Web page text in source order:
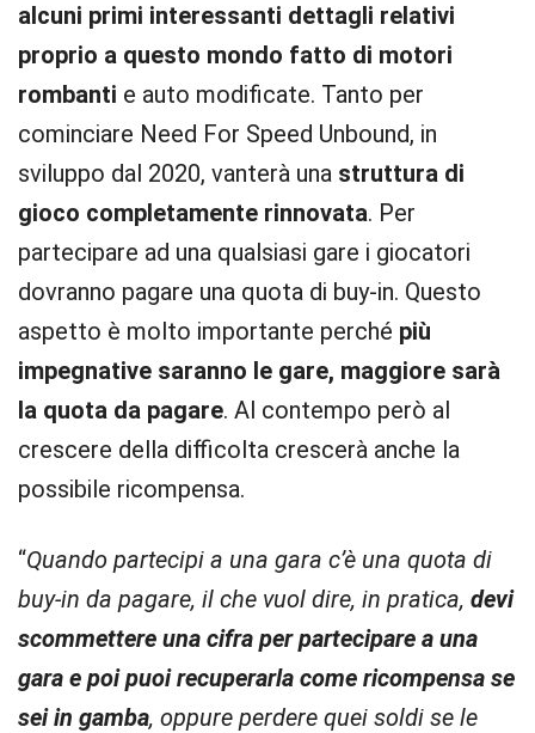
alcuni primi interessanti dettagli relativi
proprio a questo mondo fatto di motori
rombanti e auto modificate. Tanto per
cominciare Need For Speed Unbound, in
sviluppo dal 2020, vanterà una struttura di
gioco completamente rinnovata. Per
partecipare ad una qualsiasi gare i giocatori
dovranno pagare una quota di buy-in. Questo
aspetto è molto importante perché più
impegnative saranno le gare, maggiore sarà
la quota da pagare. Al contempo però al
crescere della difficolta crescerà anche la
possibile ricompensa.
“Quando partecipi a una gara c’è una quota di
buy-in da pagare, il che vuol dire, in pratica, devi
scommettere una cifra per partecipare a una
gara e poi puoi recuperarla come ricompensa se
sei in gamba, oppure perdere quei soldi se le